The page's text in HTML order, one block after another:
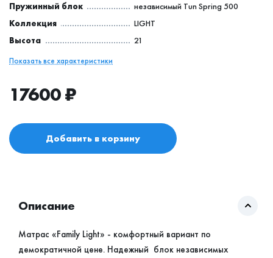
Пружинный блок
независимый Tun Spring 500
Коллекция
LIGHT
Высота
21
Показать все характеристики
17600₽
Добавить в корзину
Описание
Матрас «Family Light» - комфортный вариант по
демократичной цене. Надежный блок независимых